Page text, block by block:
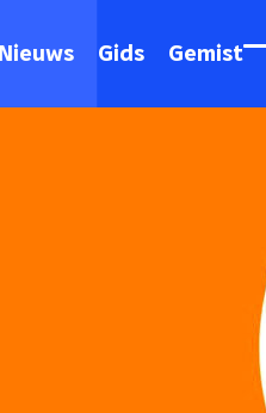
Nieuws Gids Gemist